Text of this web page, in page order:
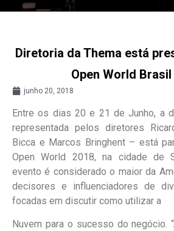
Diretoria da Thema está
Open World Brasil
junho 20, 2018
Entre os dias 20 e 21 de Junho, a
representada pelos diretores
Bicca e Marcos Bringhent – está
Open World 2018, na cidade de
evento é considerado o maior da
decisores e influenciadores de
focadas em discutir como utilizar a
Nuvem para o sucesso do negócio.